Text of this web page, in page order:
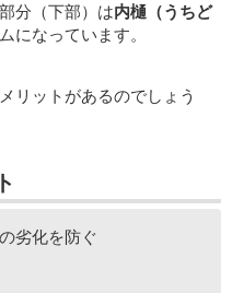
分（下部）は内樋（うちど
になっています。
リットがあるのでしょう
劣化を防ぐ